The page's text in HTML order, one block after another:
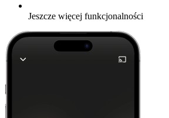
Jeszcze więcej funkcjonalności